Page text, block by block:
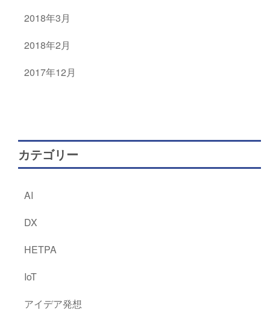
2018年3月
2018年2月
2017年12月
カテゴリー
AI
DX
HETPA
IoT
アイデア発想